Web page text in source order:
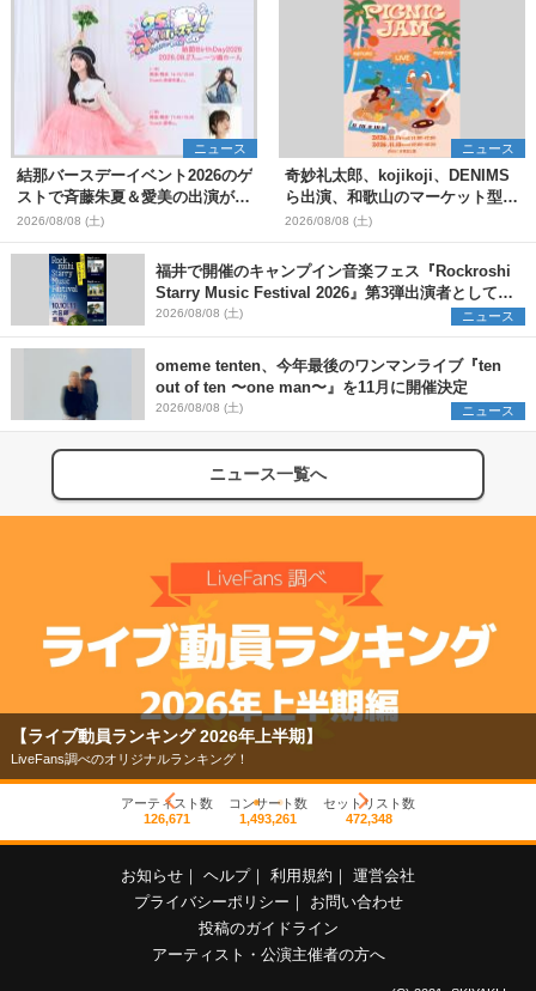
ニュース
結那バースデーイベント2026のゲ
ストで斉藤朱夏＆愛美の出演が決
定
2026/08/08 (土)
ニュース
奇妙礼太郎、kojikoji、DENIMS
ら出演、和歌山のマーケット型野
外イベント『PICNIC JAM
2026』早割チケット発売開始
2026/08/08 (土)
福井で開催のキャンプイン音楽フェス『Rockroshi
Starry Music Festival 2026』第3弾出演者として
SCOOBIE DO、かりゆし58、Reiを発表
2026/08/08 (土) ニュース
omeme tenten、今年最後のワンマンライブ『ten
out of ten 〜one man〜』を11月に開催決定
2026/08/08 (土) ニュース
ニュース一覧へ
【ライブ動員ランキング 2026年上半期】
LiveFans調べのオリジナルランキング！
アーティスト数
126,671
コンサート数
1,493,261
セットリスト数
472,348
お知らせ ヘルプ 利用規約
運営会社
プライバシーポリシー
お問い合わせ
投稿のガイドライン
アーティスト・公演主催者の方へ